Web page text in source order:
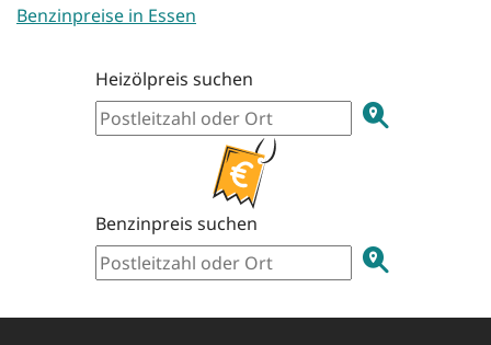
Benzinpreise in Essen
Heizölpreis suchen
Benzinpreis suchen